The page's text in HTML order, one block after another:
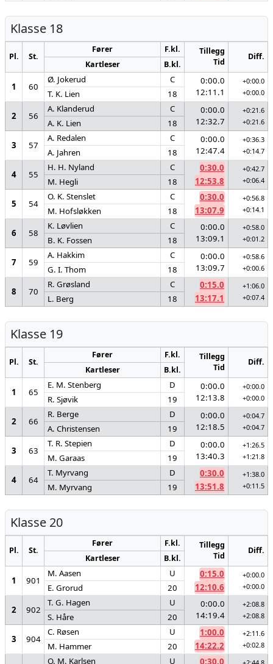
Klasse 18
Pl. St.
Fører F.kl.
Tillegg
Tid
Diff.
Kartleser B.kl.
1 60
Ø. Jokerud C
0:00.0
12:11.1
+0:00.0
+0:00.0
T. K. Lien
18
2
56
A. Klanderud C
0:00.0
12:32.7
+0:21.6
+0:21.6
A. K. Lien
18
3
57
A. Redalen C
0:00.0
12:47.4
+0:36.3
+0:14.7
A. Jahren
18
4
55
H. H. Nyland C
0:30.0
12:53.8
+0:42.7
+0:06.4
M. Hegli
18
5
54
O. K. Stenslet C
0:30.0
13:07.9
+0:56.8
+0:14.1
M. Hofsløkken
18
6
58
K. Løvlien C
0:00.0
13:09.1
+0:58.0
+0:01.2
B. K. Fossen
18
7
59
A. Hakkim C
0:00.0
13:09.7
+0:58.6
+0:00.6
G. I. Thom
18
8
70
R. Grøsland C
0:15.0
13:17.1
+1:06.0
+0:07.4
L. Berg 18
Klasse 19
Pl. St.
Fører F.kl.
Tillegg
Tid
Diff.
Kartleser B.kl.
1 65
E. M. Stenberg D
0:00.0
12:13.8
+0:00.0
+0:00.0
R. Sjøvik
19
2
66
R. Berge D
0:00.0
12:18.5
+0:04.7
+0:04.7
A. Christensen
19
3
63
T. R. Stepien D
0:00.0
13:40.3
+1:26.5
+1:21.8
M. Garaas
19
4
64
T. Myrvang D
0:30.0
13:51.8
+1:38.0
+0:11.5
M. Myrvang 19
Klasse 20
Pl. St.
Fører F.kl.
Tillegg
Tid
Diff.
Kartleser B.kl.
1 901
M. Aasen U
0:15.0
12:10.6
+0:00.0
+0:00.0
E. Grorud
20
2
902
T. G. Hagen U
0:00.0
14:19.4
+2:08.8
+2:08.8
S. Håre
20
3
904
C. Røsen U
1:00.0
14:22.2
+2:11.6
+0:02.8
M. Hammer
20
O. M. Karlsen U 0:30.0